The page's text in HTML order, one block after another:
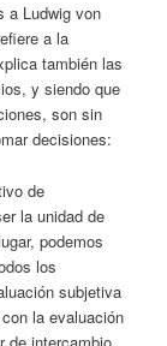
a Ludwig von
a la
también las
y siendo que
son sin
decisiones:
de
la unidad de
podemos
los
subjetiva
la evaluación
de intercambio